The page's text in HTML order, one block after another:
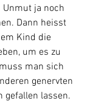
ja noch
Dann heisst
Kind die
um es zu
man sich
genervten
gefallen lassen.